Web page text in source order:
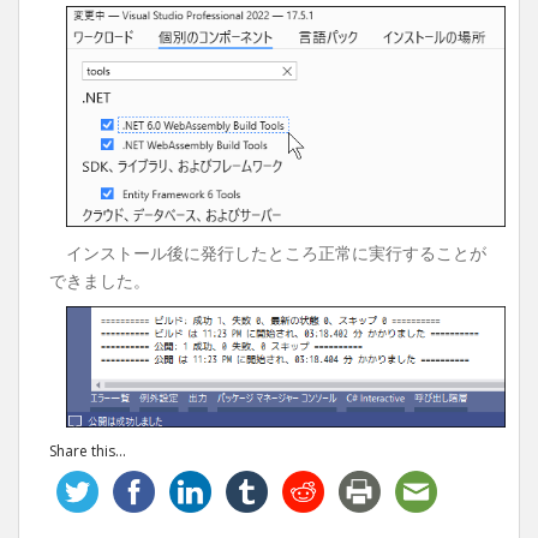
インストール後に発行したところ正常に実行することが
できました。
Share this...